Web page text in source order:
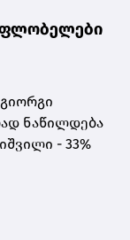
ნაწილდება
- 33%